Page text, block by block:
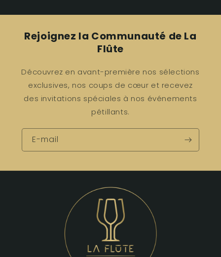
Rejoignez la Communauté de La
Flûte
Découvrez en avant-première nos sélections
exclusives, nos coups de cœur et recevez
des invitations spéciales à nos événements
pétillants.
E-mail